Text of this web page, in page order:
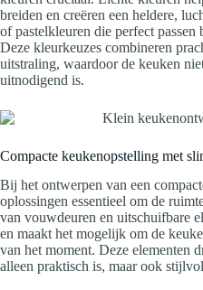
breiden en creëren een heldere,
of pastelkleuren die perfect
Deze kleurkeuzes combineren
uitstraling, waardoor de keuken
uitnodigend is.
Compacte keukenopstelling met
Bij het ontwerpen van een
oplossingen essentieel om de
van vouwdeuren en uitschuifbare
en maakt het mogelijk om de
van het moment. Deze elementen
alleen praktisch is, maar ook